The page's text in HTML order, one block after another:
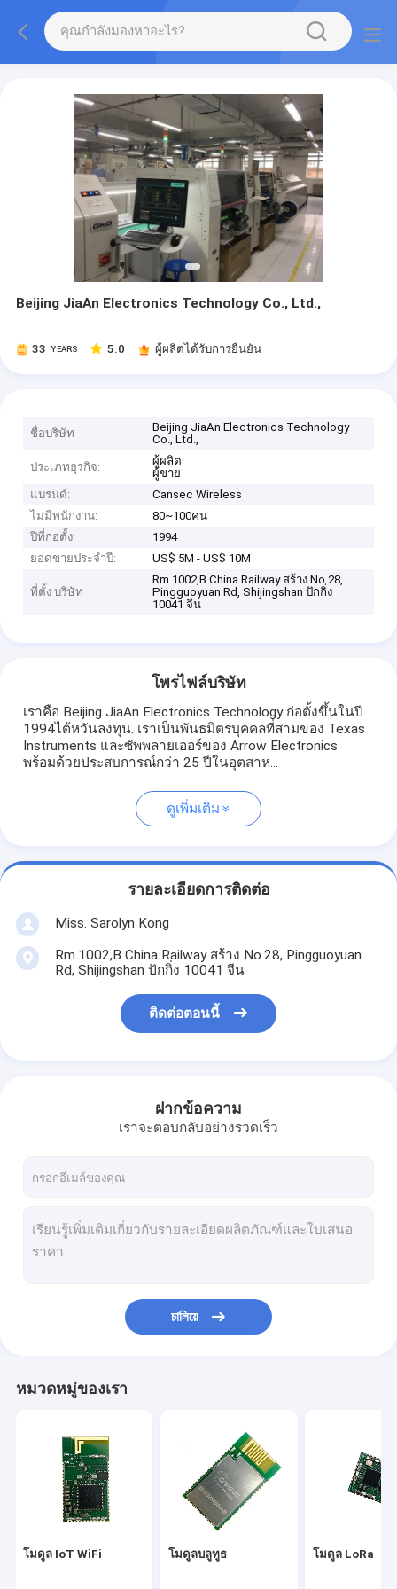
Beijing JiaAn Electronics Technology Co., Ltd.,
33 YEARS 5.0 ผู้ผลิตได้รับการยืนยัน
ชื่อบริษัท
Beijing JiaAn Electronics Technology
Co., Ltd.,
ประเภทธุรกิจ:
ผู้ผลิต
ผู้ขาย
แบรนด์:
Cansec Wireless
ไม่มีพนักงาน:
80~100คน
ปีที่ก่อตั้ง:
1994
ยอดขายประจำปี:
US$ 5M - US$ 10M
ที่ตั้ง บริษัท
Rm.1002,B China Railway สร้าง No.28,
Pingguoyuan Rd, Shijingshan ปักกิ่ง
10041 จีน
โพรไฟล์บริษัท
เราคือ Beijing JiaAn Electronics Technology ก่อตั้งขึ้นในปี
1994ไต้หวันลงทุน. เราเป็นพันธมิตรบุคคลที่สามของ Texas
Instruments และซัพพลายเออร์ของ Arrow Electronics
พร้อมด้วยประสบการณ์กว่า 25 ปีในอุตสาห...
ดูเพิ่มเติม
รายละเอียดการติดต่อ
Miss. Sarolyn Kong
Rm.1002,B China Railway สร้าง No.28, Pingguoyuan
Rd, Shijingshan ปักกิ่ง 10041 จีน
ติดต่อตอนนี้
ฝากข้อความ
เราจะตอบกลับอย่างรวดเร็ว
চালিয়ে
หมวดหมู่ของเรา
โมดูล IoT WiFi โมดูลบลูทูธ โมดูล LoRa